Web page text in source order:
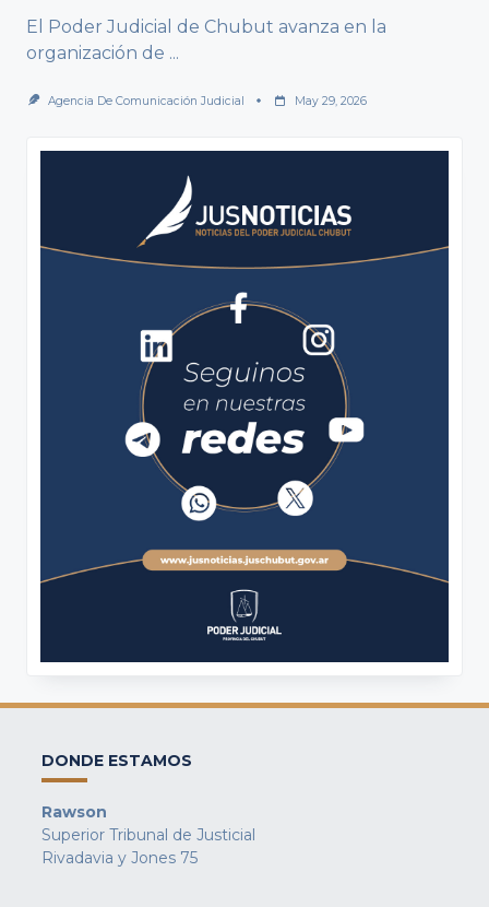
El Poder Judicial de Chubut avanza en la
organización de ...
Agencia De Comunicación Judicial May 29, 2026
DONDE ESTAMOS
Rawson
Superior Tribunal de Justicial
Rivadavia y Jones 75